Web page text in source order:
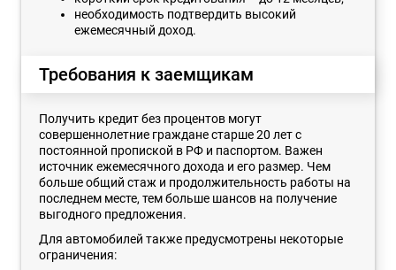
необходимость подтвердить высокий
ежемесячный доход.
Требования к заемщикам
Получить кредит без процентов могут
совершеннолетние граждане старше 20 лет с
постоянной пропиской в РФ и паспортом. Важен
источник ежемесячного дохода и его размер. Чем
больше общий стаж и продолжительность работы на
последнем месте, тем больше шансов на получение
выгодного предложения.
Для автомобилей также предусмотрены некоторые
ограничения: